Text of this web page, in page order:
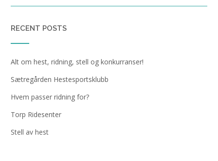
RECENT POSTS
Alt om hest, ridning, stell og konkurranser!
Sætregården Hestesportsklubb
Hvem passer ridning for?
Torp Ridesenter
Stell av hest